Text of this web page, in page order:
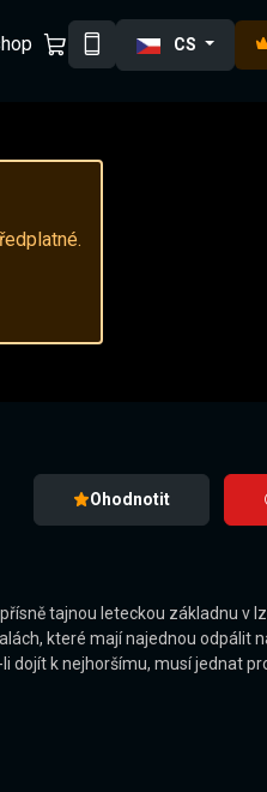
CS
Ohodnotit
tajnou leteckou základnu v
které mají najednou odpálit
k nejhoršímu, musí jednat